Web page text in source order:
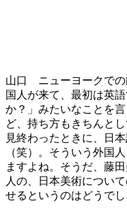
山口 ニューヨークでの
国人が来て、最初は英
か？」みたいなことを
ど、持ち方もきちんと
見終わったときに、日
（笑）。そういう外国
ますよね。そうだ、藤
人の、日本美術につい
せるというのはどうで